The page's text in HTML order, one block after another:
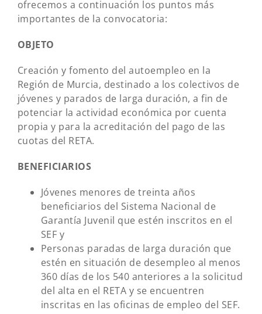
ofrecemos a continuación los puntos más
importantes de la convocatoria:
OBJETO
Creación y fomento del autoempleo en la
Región de Murcia, destinado a los colectivos de
jóvenes y parados de larga duración, a fin de
potenciar la actividad económica por cuenta
propia y para la acreditación del pago de las
cuotas del RETA.
BENEFICIARIOS
Jóvenes menores de treinta años
beneficiarios del Sistema Nacional de
Garantía Juvenil que estén inscritos en el
SEF y
Personas paradas de larga duración que
estén en situación de desempleo al menos
360 días de los 540 anteriores a la solicitud
del alta en el RETA y se encuentren
inscritas en las oficinas de empleo del SEF.